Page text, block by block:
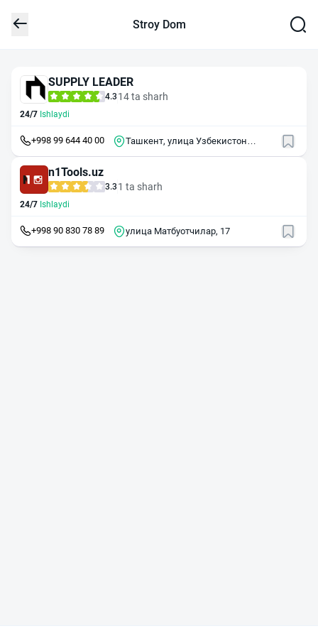
Stroy Dom
SUPPLY LEADER
4.3 14 ta sharh
24/7 Ishlaydi
+998 99 644 40 00
Ташкент, улица Узбекистон
n1Tools.uz
3.3 1 ta sharh
24/7 Ishlaydi
+998 90 830 78 89 улица Матбуотчилар, 17